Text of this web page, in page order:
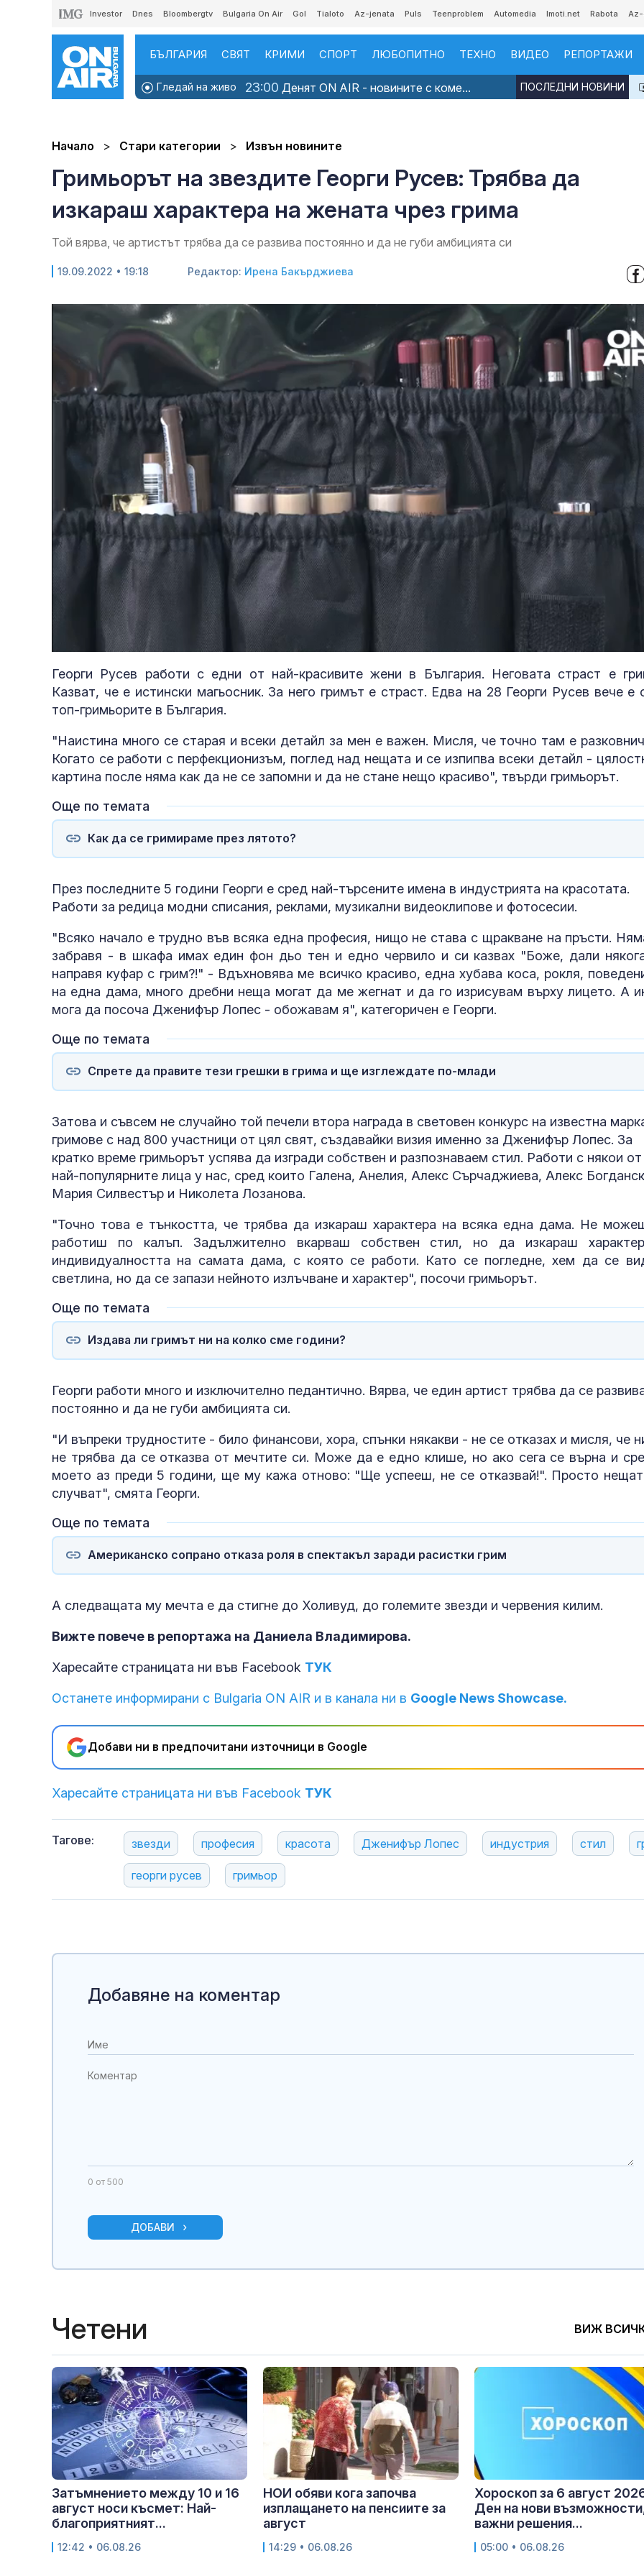
Investor Dnes Bloombergtv Bulgaria On Air Gol Tialoto Az-jenata Puls Teenproblem Automedia Imoti.net Rabota Az-
БЪЛГАРИЯ СВЯТ КРИМИ СПОРТ ЛЮБОПИТНО ТЕХНО ВИДЕО РЕПОРТАЖИ
Гледай на живо 23:00 Денят ON AIR - новините с коме... ПОСЛЕДНИ НОВИНИ
Начало Стари категории Извън новините
Гримьорът на звездите Георги Русев: Трябва да
изкараш характера на жената чрез грима
Той вярва, че артистът трябва да се развива постоянно и да не губи амбицията си
19.09.2022 • 19:18 Редактор: Ирена Бакърджиева
Георги Русев работи с едни от най-красивите жени в България. Неговата страст е
Казват, че е истински магьосник. За него гримът е страст. Едва на 28 Георги Русев вече е
топ-гримьорите в България.
"Наистина много се старая и всеки детайл за мен е важен. Мисля, че точно там е
Когато се работи с перфекционизъм, поглед над нещата и се изпипва всеки детайл -
картина после няма как да не се запомни и да не стане нещо красиво", твърди гримьорът.
Още по темата
Как да се гримираме през лятото?
През последните 5 години Георги е сред най-търсените имена в индустрията на красотата.
Работи за редица модни списания, реклами, музикални видеоклипове и фотосесии.
"Всяко начало е трудно във всяка една професия, нищо не става с щракване на пръсти.
забравя - в шкафа имах един фон дьо тен и едно червило и си казвах "Боже, дали
направя куфар с грим?!" - Вдъхновява ме всичко красиво, една хубава коса, рокля,
на една дама, много дребни неща могат да ме жегнат и да го изрисувам върху лицето. А
мога да посоча Дженифър Лопес - обожавам я", категоричен е Георги.
Още по темата
Спрете да правите тези грешки в грима и ще изглеждате по-млади
Затова и съвсем не случайно той печели втора награда в световен конкурс на известна
гримове с над 800 участници от цял свят, създавайки визия именно за Дженифър Лопес. За
кратко време гримьорът успява да изгради собствен и разпознаваем стил. Работи с някои от
най-популярните лица у нас, сред които Галена, Анелия, Алекс Сърчаджиева, Алекс
Мария Силвестър и Николета Лозанова.
"Точно това е тънкостта, че трябва да изкараш характера на всяка една дама. Не
работиш по калъп. Задължително вкарваш собствен стил, но да изкараш
индивидуалността на самата дама, с която се работи. Като се погледне, хем да се
светлина, но да се запази нейното излъчване и характер", посочи гримьорът.
Още по темата
Издава ли гримът ни на колко сме години?
Георги работи много и изключително педантично. Вярва, че един артист трябва да се
постоянно и да не губи амбицията си.
"И въпреки трудностите - било финансови, хора, спънки някакви - не се отказах и мисля, че
не трябва да се отказва от мечтите си. Може да е едно клише, но ако сега се върна и
моето аз преди 5 години, ще му кажа отново: "Ще успееш, не се отказвай!". Просто
случват", смята Георги.
Още по темата
Американско сопрано отказа роля в спектакъл заради расистки грим
А следващата му мечта е да стигне до Холивуд, до големите звезди и червения килим.
Вижте повече в репортажа на Даниела Владимирова.
Харесайте страницата ни във Facebook ТУК
Останете информирани с Bulgaria ON AIR и в канала ни в Google News Showcase.
Добави ни в предпочитани източници в Google
Харесайте страницата ни във Facebook ТУК
Тагове: звезди професия красота Дженифър Лопес индустрия стил
георги русев гримьор
За
руски войник
хеликоптери
полети под радара
Как войните
Иран и
Меган
Добавяне на коментар
0 от 500
ДОБАВИ
Четени ВИЖ
Затъмнението между 10 и 16
август носи късмет: Най-
благоприятният...
12:42 • 06.08.26
НОИ обяви кога започва
изплащането на пенсиите за
август
14:29 • 06.08.26
Хороскоп за 6 август
Ден на нови
важни решения...
05:00 • 06.08.26